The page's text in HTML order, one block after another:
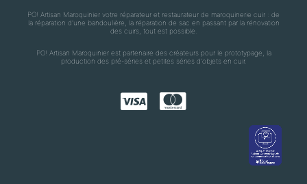
PO! Artisan Maroquinier votre réparateur et restaurateur de maroquinerie cuir : de
la réparation d'une bandoulière, la réparation de sac en passant par la rénovation
des cuirs, tout est possible.
PO! Artisan Maroquinier est partenaire des créateurs pour le prototypage, la
production des pré-séries et petites séries d'objets en cuir.